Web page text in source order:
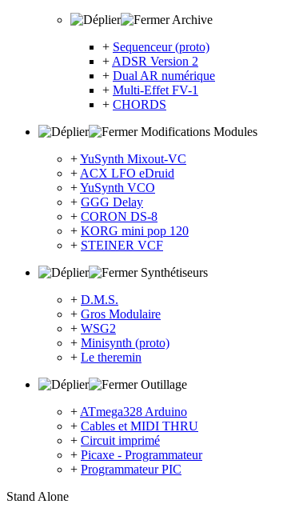
Archive
+ Sequenceur (proto)
+ ADSR Version 2
+ Dual AR numérique
+ Multi-Effet FV-1
+ CHORDS
Modifications Modules
+YuSynth Mixout-VC
+ ACX LFO eDruid
+YuSynth VCO
+ GGG Delay
+ CORON DS-8
+ KORG mini pop 120
+ STEINER VCF
Synthétiseurs
+ D.M.S.
+ Gros Modulaire
+ WSG2
+ Minisynth (proto)
+ Le theremin
Outillage
+ ATmega328 Arduino
+ Cables et MIDI THRU
+ Circuit imprimé
+ Picaxe - Programmateur
+ Programmateur PIC
Stand Alone